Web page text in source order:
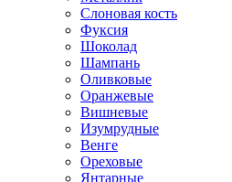
Слоновая кость
Фуксия
Шоколад
Шампань
Оливковые
Оранжевые
Вишневые
Изумрудные
Венге
Ореховые
Янтарные